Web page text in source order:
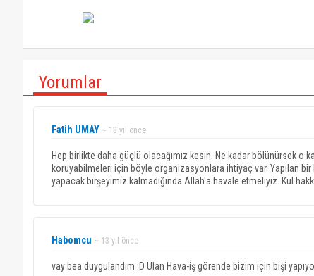
Yorumlar
Fatih UMAY ~ 13 yıl önce
Hep birlikte daha güçlü olacağımız kesin. Ne kadar bölünürsek o
koruyabilmeleri için böyle organizasyonlara ihtiyaç var. Yapılan bir
yapacak birşeyimiz kalmadığında Allah'a havale etmeliyiz. Kul
Habomcu ~ 13 yıl önce
vay bea duygulandım :D Ulan Hava-iş görende bizim için bişi